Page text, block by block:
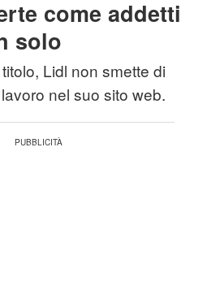
come addetti
solo
Lidl non smette di
nel suo sito web.